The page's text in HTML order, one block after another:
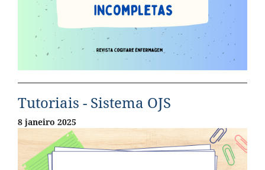
Tutoriais - Sistema OJS
8 janeiro 2025